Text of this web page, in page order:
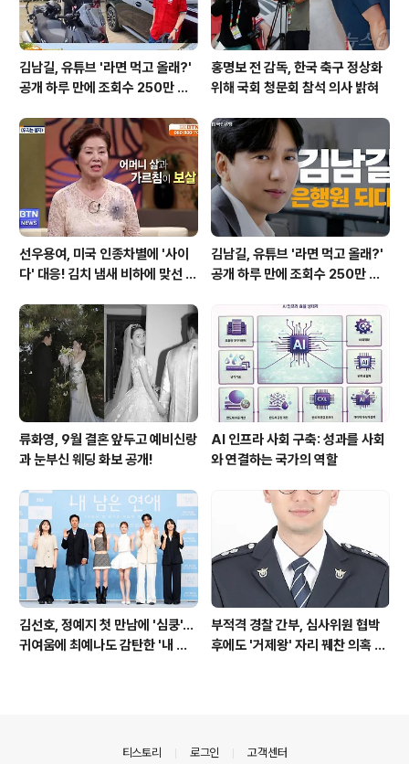
김남길, 유튜브 '라면 먹고 올래?'
공개 하루 만에 조회수 250만 돌
홍명보 전 감독, 한국 축구 정상화
위해 국회 청문회 참석 의사 밝혀
선우용여, 미국 인종차별에 '사이
다' 대응! 김치 냄새 비하에 맞선 통
김남길, 유튜브 '라면 먹고 올래?'
공개 하루 만에 조회수 250만 돌
류화영, 9월 결혼 앞두고 예비신랑
과 눈부신 웨딩 화보 공개!
AI 인프라 사회 구축: 성과를 사회
와 연결하는 국가의 역할
김선호, 정예지 첫 만남에 '심쿵'…
귀여움에 최예나도 감탄한 '내 남
부적격 경찰 간부, 심사위원 협박
후에도 '거제왕' 자리 꿰찬 의혹 진
티스토리 로그인 고객센터